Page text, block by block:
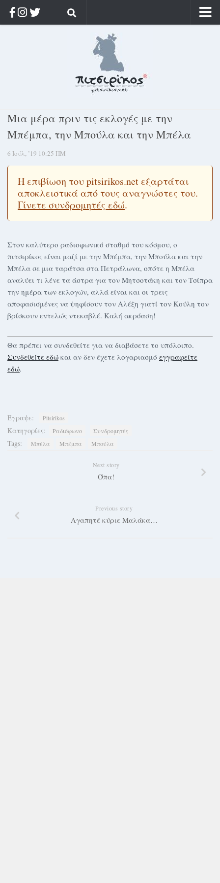
Στοχασμοί & αποφθέγματα
Διαφήμιση
Γίνετε συνδρομητής
Log in
Μια μέρα πριν τις εκλογές με την
Μπέμπα, την Μπούλα και την Μπέλα
6 Ιούλ, ’19 10:25 ΠΜ
Η επιβίωση του pitsirikos.net εξαρτάται
αποκλειστικά από τους αναγνώστες του.
Γίνετε συνδρομητές εδώ.
Στον καλύτερο ραδιοφωνικό σταθμό του κόσμου, ο
πιτσιρίκος είναι μαζί με την Μπέμπα, την Μπούλα και την
Μπέλα σε μια ταράτσα στα Πετράλωνα, οπότε η Μπέλα
αναλύει τι λένε τα άστρα για τον Μητσοτάκη και τον Τσίπρα
την ημέρα των εκλογών, αλλά είναι και οι τρεις
αποφασισμένες να ψηφίσουν τον Αλέξη γιατί τον Κούλη τον
βρίσκουν εντελώς ντεκαβλέ. Καλή ακρόαση!
Θα πρέπει να συνδεθείτε για να διαβάσετε το υπόλοιπο.
Συνδεθείτε εδώ και αν δεν έχετε λογαριασμό εγγραφείτε
εδώ.
Έγραψε: Pitsirikos
Κατηγορίες: Ραδιόφωνο Συνδρομητές
Tags: Μπέλα Μπέμπα Μπούλα
Next story
Όπα!
Previous story
Αγαπητέ κύριε Mαλάκα…